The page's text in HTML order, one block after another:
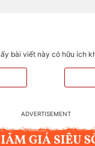
bài viết này có hữu ích